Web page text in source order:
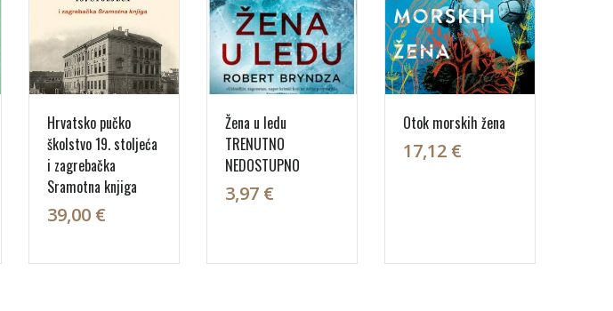
Hrvatsko pučko
školstvo 19. stoljeća
i zagrebačka
Sramotna knjiga
39,00 €
Žena u ledu
TRENUTNO
NEDOSTUPNO
3,97 €
Otok morskih žena
17,12 €